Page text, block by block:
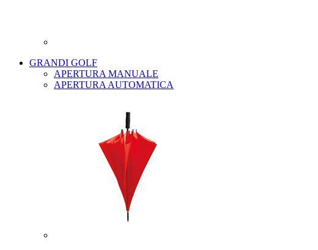
GRANDI GOLF
APERTURA MANUALE
APERTURA AUTOMATICA